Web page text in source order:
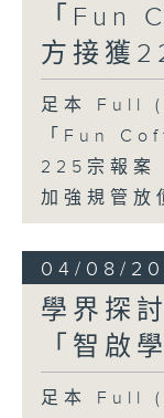
「Fun
方接獲
足本 Full
「Fun
225宗報案
加強規管放
04/08/
學界探
「智啟
足本 Full